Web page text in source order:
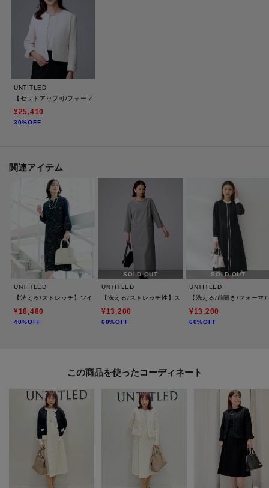
品でも袖があるので1枚で着やすいです。
【仕様】
・ポケットなし
・後ろファスナー
・裏地あり
※アイボリー（404）はやや透け感があります。
た、パソコン・スマートフォンなどの環境により、若干製品と画像のカラー
が異なる場合もございます。
モデル情報：身長163cm B80 W59 H82 着用サイズ：02（M）
UNTITLED
【セットアップ可/フォーマル】ツイードジャケット
¥25,410
30%OFF
関連アイテム
UNTITLED
【洗える/ストレッチ】ツイードジャージワンピース
¥18,480
40%OFF
SOLD OUT
UNTITLED
【洗える/ストレッチ性】スーツライク ストライプワンピ
¥13,200
60%OFF
SOLD OUT
UNTITLED
【洗える/前開き/フォーマ
¥13,200
60%OFF
この商品を使った